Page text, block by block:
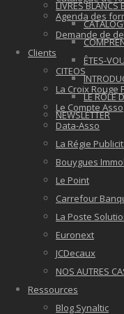
LIVRES BLANCS
ÊTES-
LE RÔLE
NEWSLETTER
Agenda des
Demande de
Clients
CITEOS
La Croix Rouge
Le Compte Asso
Data-Asso
La Régie
Bouygues
Le Point
Carrefour
La Poste
Euronext
JCDecaux
NOS AUTRES
Ressources
Blog Synaltic